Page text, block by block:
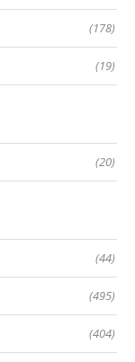
(178)
(19)
(20)
(44)
(495)
(404)